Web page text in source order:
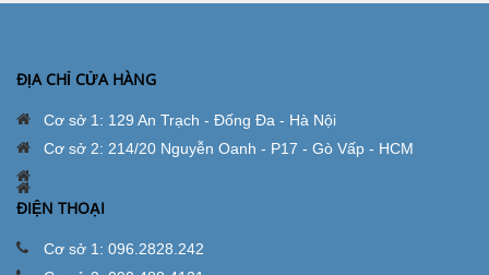
ĐỊA CHỈ CỬA HÀNG
Cơ sở 1: 129 An Trạch - Đống Đa - Hà Nội
Cơ sở 2: 214/20 Nguyễn Oanh - P17 - Gò Vấp - HCM
ĐIỆN THOẠI
Cơ sở 1: 096.2828.242